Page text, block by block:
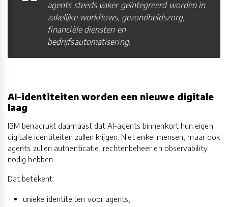
agents steeds vaker geïntegreerd worden in
zakelijke workflows, gezondheidszorg,
financiële diensten en
bedrijfsautomatisering.
AI-identiteiten worden een nieuwe digitale
laag
IBM benadrukt daarnaast dat AI-agents binnenkort hun eigen
digitale identiteiten zullen krijgen. Niet enkel mensen, maar ook
agents zullen authenticatie, rechtenbeheer en observability
nodig hebben.
Dat betekent:
unieke identiteiten voor agents,